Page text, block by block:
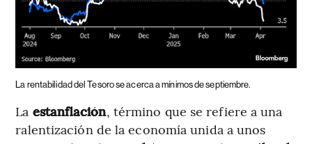
La rentabilidad del Tesoro se acerca a mínimos de septiembre.
La estanflación, término que se refiere a una
ralentización de la economía unida a unos